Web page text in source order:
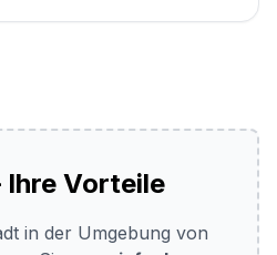
Ihre Vorteile
in der Umgebung von